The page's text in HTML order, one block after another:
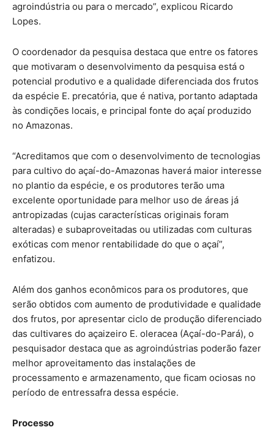
agroindústria ou para o mercado”, explicou Ricardo
Lopes.
O coordenador da pesquisa destaca que entre os fatores
que motivaram o desenvolvimento da pesquisa está o
potencial produtivo e a qualidade diferenciada dos frutos
da espécie E. precatória, que é nativa, portanto adaptada
às condições locais, e principal fonte do açaí produzido
no Amazonas.
“Acreditamos que com o desenvolvimento de tecnologias
para cultivo do açaí-do-Amazonas haverá maior interesse
no plantio da espécie, e os produtores terão uma
excelente oportunidade para melhor uso de áreas já
antropizadas (cujas características originais foram
alteradas) e subaproveitadas ou utilizadas com culturas
exóticas com menor rentabilidade do que o açaí”,
enfatizou.
Além dos ganhos econômicos para os produtores, que
serão obtidos com aumento de produtividade e qualidade
dos frutos, por apresentar ciclo de produção diferenciado
das cultivares do açaizeiro E. oleracea (Açaí-do-Pará), o
pesquisador destaca que as agroindústrias poderão fazer
melhor aproveitamento das instalações de
processamento e armazenamento, que ficam ociosas no
período de entressafra dessa espécie.
Processo